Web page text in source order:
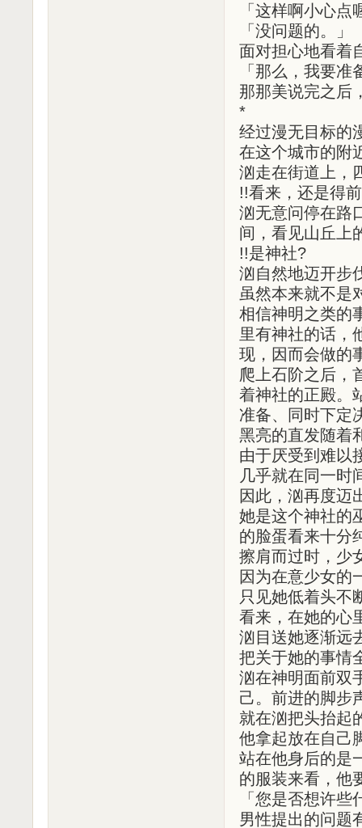
「这样啊小心
「没问题的。」
面对担心地看着
「那么，我要准
那那美说完之后
*
经过漫无目标的
在这个城市的附
汹走在街道上，
!!看来，还是得
汹无意问停在路
间，看见山丘上
!!是神社?
汹自然地迈开步
虽然本来就不是
相信神明之类的
里有神社的话，
现，因而会做的
爬上石阶之后，
着神社的正殿。
准备、同时下定
黑亮的直发随着
由于厌受到难以
几乎就在同一时
因此，汹再度迈
她是这个神社的
的脸蛋看来十分
擦肩而过时，少
因为在意少女的
只见她低着头不
看来，在她的心
汹目送她逐渐远
把关于她的事情
汹在神明面前双
己。前进的脚步
就在汹把头抬起
他拿起放在自己
站在他身后的是
的服装来看，他
「您是否想许些
男性提出的问题